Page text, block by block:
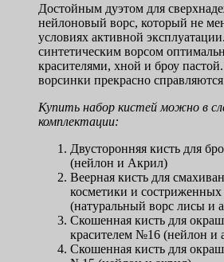
Достойным дуэтом для
нейлоновый ворс, который не
условиях активной
синтетическим ворсом
красителями, хной и броу
ворсинки прекрасно
Купить набор кистей можно в
комплектации:
Двусторонняя кисть для
(нейлон и Акрил)
Веерная кисть для
косметики и
(натуральный ворс лисы и
Скошенная кисть для
красителем №16 (нейлон и
Скошенная кисть для